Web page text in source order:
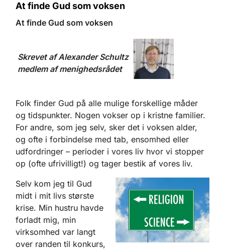
At finde Gud som voksen
At finde Gud som voksen
Skrevet af Alexander Schultz
medlem af menighedsrådet
Folk finder Gud på alle mulige forskellige måder
og tidspunkter. Nogen vokser op i kristne familier.
For andre, som jeg selv, sker det i voksen alder,
og ofte i forbindelse med tab, ensomhed eller
udfordringer – perioder i vores liv hvor vi stopper
op (ofte ufrivilligt!) og tager bestik af vores liv.
Selv kom jeg til Gud
midt i mit livs største
krise. Min hustru havde
forladt mig, min
virksomhed var langt
over randen til konkurs,